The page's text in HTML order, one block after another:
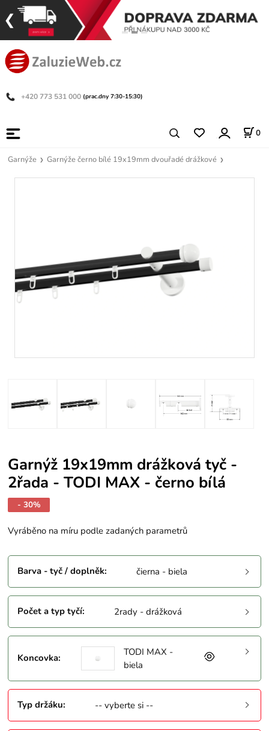
+420 773 531 000 (prac.dny 7:30-15:30)
0
Garnýže Garnýže černo bílé 19x19mm dvouřadé drážkové
Garnýž 19x19mm drážková tyč -
2řada - TODI MAX - černo bílá
- 30%
Vyráběno na míru podle zadaných parametrů
Barva - tyč / doplněk: čierna - biela
Počet a typ tyčí: 2rady - drážková
Koncovka:
TODI MAX -
biela
Typ držáku: -- vyberte si --